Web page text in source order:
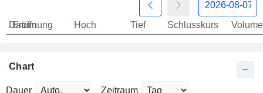
Datum
Eröffnung Hoch Tief Schlusskurs
Chart
Dauer Zeitraum